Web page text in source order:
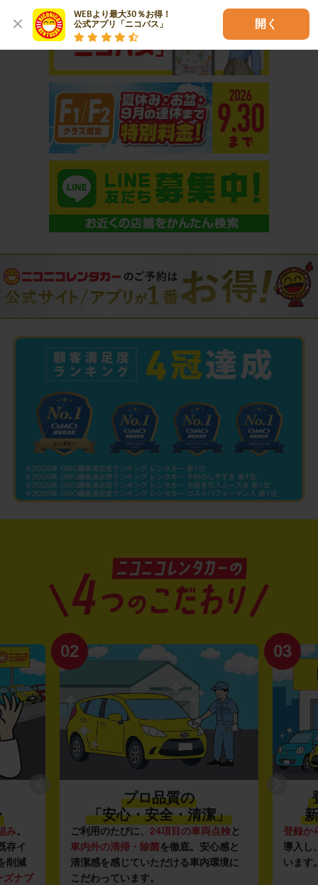
WEBより最大30％お得！
公式アプリ「ニコパス」
開く
み。
存イ
削減
ズナブ
02
プロ品質の
「安心・安全・清潔」
ご利用のたびに、 24項目の車両点検と
車内外の清掃・除菌を徹底。安心感と
清潔感を感じていただける車内環境に
こだわっています。
03
登録か
導入し
います